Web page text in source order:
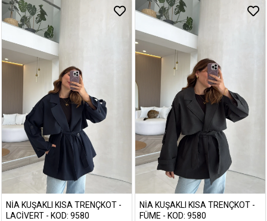
NIA KUŞAKLI KISA TRENÇKOT -
LACIVERT - KOD: 9580
NIA KUŞAKLI KISA TRENÇKOT -
FÜME - KOD: 9580